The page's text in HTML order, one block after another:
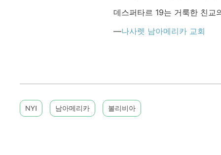
데스퍼타르 19는 거룩한 친교
—나사렛 남아메리카 교회
NYI 남아메리카 볼리비아